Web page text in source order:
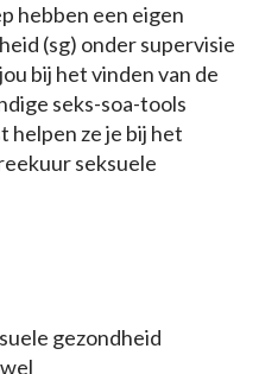
hebben een eigen
(sg) onder supervisie
bij het vinden van de
seks-soa-tools
helpen ze je bij het
seksuele
gezondheid